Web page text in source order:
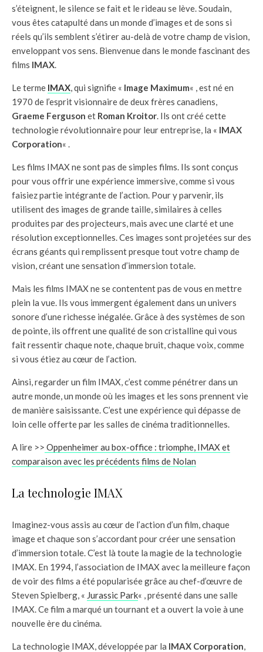
s’éteignent, le silence se fait et le rideau se lève. Soudain,
vous êtes catapulté dans un monde d’images et de sons si
réels qu’ils semblent s’étirer au-delà de votre champ de vision,
enveloppant vos sens. Bienvenue dans le monde fascinant des
films IMAX.
Le terme IMAX, qui signifie « Image Maximum« , est né en
1970 de l’esprit visionnaire de deux frères canadiens,
Graeme Ferguson et Roman Kroitor. Ils ont créé cette
technologie révolutionnaire pour leur entreprise, la « IMAX
Corporation« .
Les films IMAX ne sont pas de simples films. Ils sont conçus
pour vous offrir une expérience immersive, comme si vous
faisiez partie intégrante de l’action. Pour y parvenir, ils
utilisent des images de grande taille, similaires à celles
produites par des projecteurs, mais avec une clarté et une
résolution exceptionnelles. Ces images sont projetées sur des
écrans géants qui remplissent presque tout votre champ de
vision, créant une sensation d’immersion totale.
Mais les films IMAX ne se contentent pas de vous en mettre
plein la vue. Ils vous immergent également dans un univers
sonore d’une richesse inégalée. Grâce à des systèmes de son
de pointe, ils offrent une qualité de son cristalline qui vous
fait ressentir chaque note, chaque bruit, chaque voix, comme
si vous étiez au cœur de l’action.
Ainsi, regarder un film IMAX, c’est comme pénétrer dans un
autre monde, un monde où les images et les sons prennent vie
de manière saisissante. C’est une expérience qui dépasse de
loin celle offerte par les salles de cinéma traditionnelles.
A lire >> Oppenheimer au box-office : triomphe, IMAX et
comparaison avec les précédents films de Nolan
La technologie IMAX
Imaginez-vous assis au cœur de l’action d’un film, chaque
image et chaque son s’accordant pour créer une sensation
d’immersion totale. C’est là toute la magie de la technologie
IMAX. En 1994, l’association de IMAX avec la meilleure façon
de voir des films a été popularisée grâce au chef-d’œuvre de
Steven Spielberg, « Jurassic Park« , présenté dans une salle
IMAX. Ce film a marqué un tournant et a ouvert la voie à une
nouvelle ère du cinéma.
La technologie IMAX, développée par la IMAX Corporation,